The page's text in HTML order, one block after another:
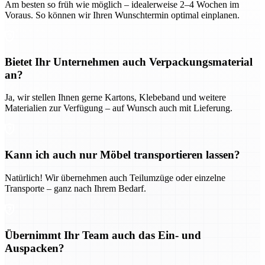
Am besten so früh wie möglich – idealerweise 2–4 Wochen im
Voraus. So können wir Ihren Wunschtermin optimal einplanen.
Bietet Ihr Unternehmen auch Verpackungsmaterial
an?
Ja, wir stellen Ihnen gerne Kartons, Klebeband und weitere
Materialien zur Verfügung – auf Wunsch auch mit Lieferung.
Kann ich auch nur Möbel transportieren lassen?
Natürlich! Wir übernehmen auch Teilumzüge oder einzelne
Transporte – ganz nach Ihrem Bedarf.
Übernimmt Ihr Team auch das Ein- und
Auspacken?